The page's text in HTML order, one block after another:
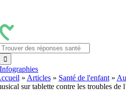
contenu
Infographies
» Articles» Santé de l'enfant»
sur tablette contre les troubles de